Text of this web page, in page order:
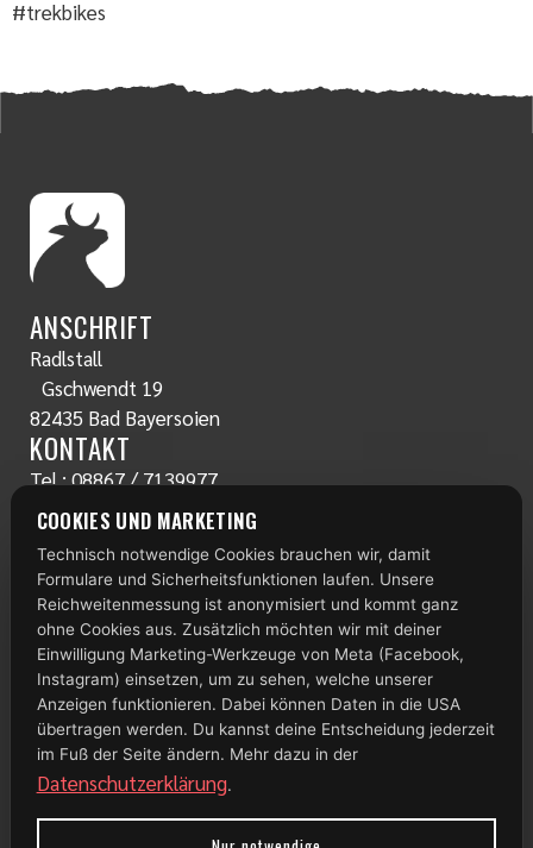
#trekbikes
ANSCHRIFT
Radlstall
Gschwendt 19
82435 Bad Bayersoien
KONTAKT
Tel.:08867 / 7139977
www.radlstall.com
ÖFFNUNGSZEITEN
Montag: geschlossen
Di – Fr: 10:00 – 18:00 Uhr
Samstag: 09:00 – 13:00 Uhr
TOP 100
COOKIES UND MARKETING
Technisch notwendige Cookies brauchen wir, damit
Formulare und Sicherheitsfunktionen laufen. Unsere
Reichweitenmessung ist anonymisiert und kommt ganz
ohne Cookies aus. Zusätzlich möchten wir mit deiner
Einwilligung Marketing-Werkzeuge von Meta (Facebook,
Instagram) einsetzen, um zu sehen, welche unserer
Anzeigen funktionieren. Dabei können Daten in die USA
übertragen werden. Du kannst deine Entscheidung jederzeit
im Fuß der Seite ändern. Mehr dazu in der
Datenschutzerklärung.